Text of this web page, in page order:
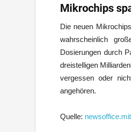
Mikrochips
Die neuen
wahrscheinlich
Dosierungen durch
dreistelligen
vergessen oder
angehören.
Quelle: